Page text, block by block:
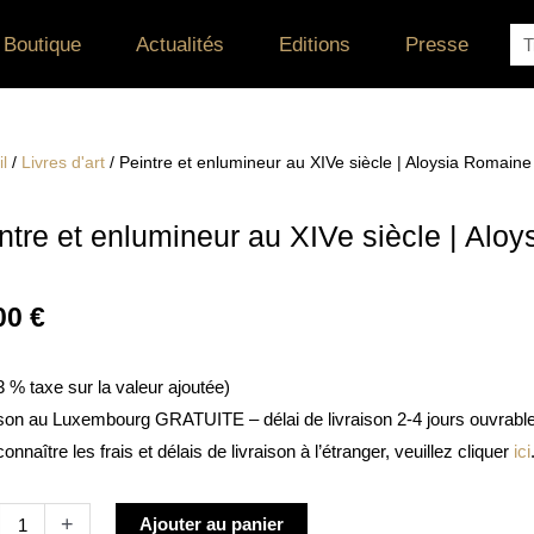
Boutique Actualités Editions Presse
/ Livres d'art / Peintre et enlumineur au XIVe siècle | Aloysia
et enlumineur au XIVe siècle |
€
% taxe sur la valeur ajoutée)
au Luxembourg GRATUITE – délai de livraison 2-4 jours
les frais et délais de livraison à l’étranger, veuillez cliquer ici.
+ Ajouter au panier